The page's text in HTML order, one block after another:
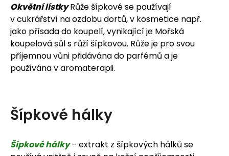
Okvětní lístkyRůže šípkové se používají
v cukrářství na ozdobu dortů, v kosmetice např.
jako přísada do koupelí, vynikající je Mořská
koupelová sůl s růží šípkovou. Růže je pro svou
příjemnou vůni přidávána do parfémů a je
používána v aromaterapii.
Šípkové hálky
Šípkové hálky– extrakt z šípkových hálků se